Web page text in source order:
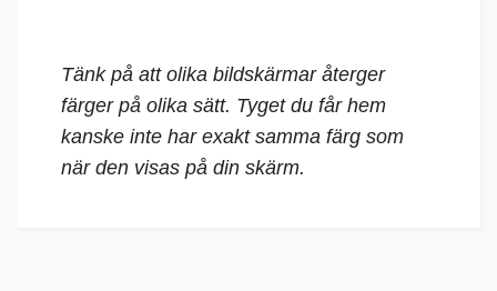
Tänk på att olika bildskärmar återger
färger på olika sätt. Tyget du får hem
kanske inte har exakt samma färg som
när den visas på din skärm.